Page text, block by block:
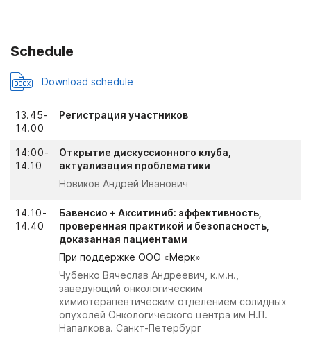
Schedule
Download schedule
13.45-
14.00
Регистрация участников
14:00-
14.10
Открытие дискуссионного клуба,
актуализация проблематики
Новиков Андрей Иванович
14.10-
14.40
Бавенсио + Акситиниб: эффективность,
проверенная практикой и безопасность,
доказанная пациентами
При поддержке ООО «Мерк»
Чубенко Вячеслав Андреевич, к.м.н.,
заведующий онкологическим
химиотерапевтическим отделением солидных
опухолей Онкологического центра им Н.П.
Напалкова. Санкт-Петербург